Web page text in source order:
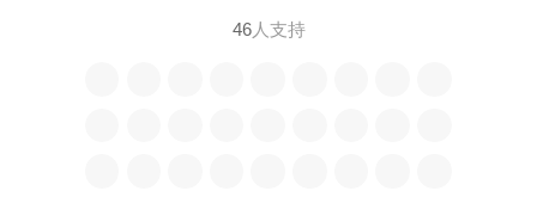
46人支持